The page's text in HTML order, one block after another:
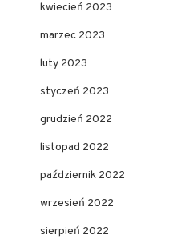
kwiecień 2023
marzec 2023
luty 2023
styczeń 2023
grudzień 2022
listopad 2022
październik 2022
wrzesień 2022
sierpień 2022